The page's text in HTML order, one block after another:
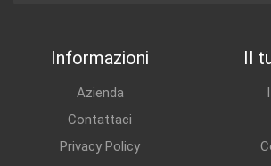
Informazioni
Azienda
Contattaci
Privacy Policy
Il